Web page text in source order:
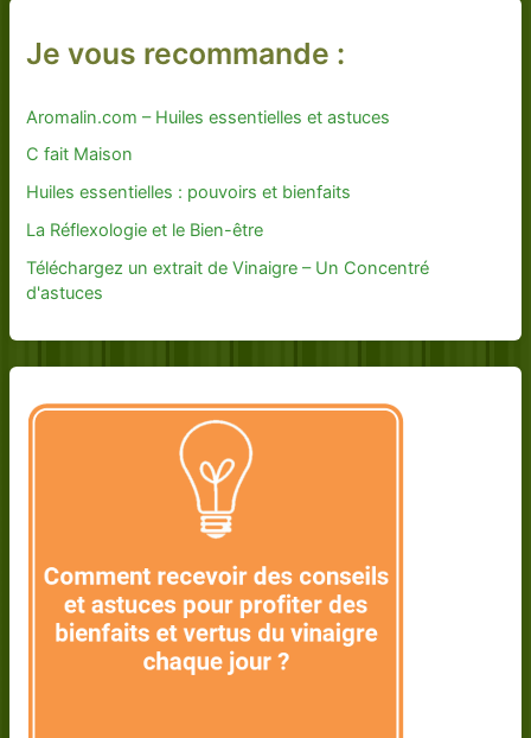
Je vous recommande :
Aromalin.com – Huiles essentielles et astuces
C fait Maison
Huiles essentielles : pouvoirs et bienfaits
La Réflexologie et le Bien-être
Téléchargez un extrait de Vinaigre – Un Concentré
d'astuces